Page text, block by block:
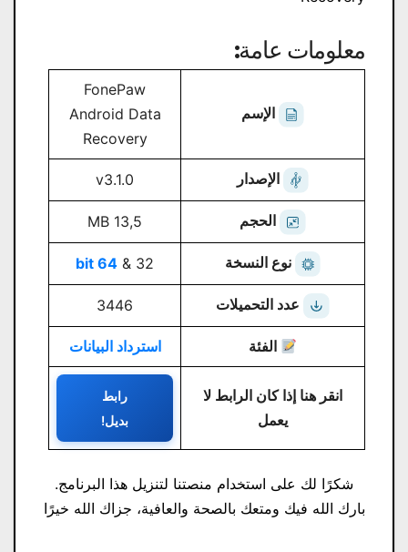
معلومات عامة:
الإسم
FonePaw
Android Data
Recovery
الإصدار v3.1.0
الحجم 13,5 MB
نوع النسخة 32 &
64 bit
عدد التحميلات 3446
الفئة استرداد البيانات
انقر هنا إذا كان الرابط لا
يعمل
رابط
بديل!
شكرًا لك على استخدام منصتنا لتنزيل هذا البرنامج.
بارك الله فيك ومتعك بالصحة والعافية، جزاك الله خيرًا